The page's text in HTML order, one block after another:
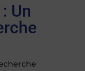
Un